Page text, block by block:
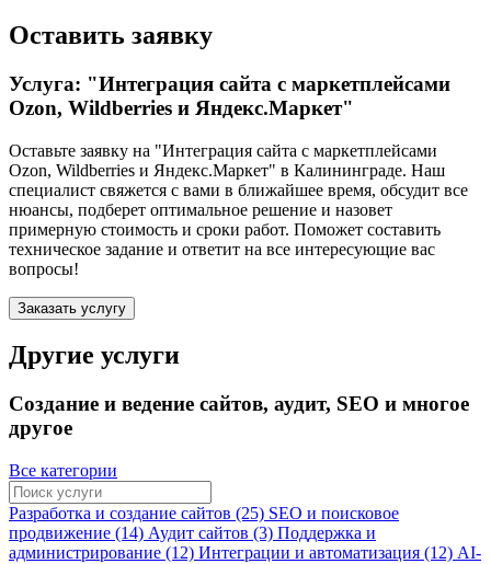
Оставить заявку
Услуга: "Интеграция сайта с маркетплейсами
Ozon, Wildberries и Яндекс.Маркет"
Оставьте заявку на "Интеграция сайта с маркетплейсами
Ozon, Wildberries и Яндекс.Маркет" в Калининграде. Наш
специалист свяжется с вами в ближайшее время, обсудит все
нюансы, подберет оптимальное решение и назовет
примерную стоимость и сроки работ. Поможет составить
техническое задание и ответит на все интересующие вас
вопросы!
Заказать услугу
Другие услуги
Создание и ведение сайтов, аудит, SEO и многое
другое
Все категории
Разработка и создание сайтов (25) SEO и поисковое
продвижение (14) Аудит сайтов (3) Поддержка и
администрирование (12) Интеграции и автоматизация (12) AI-